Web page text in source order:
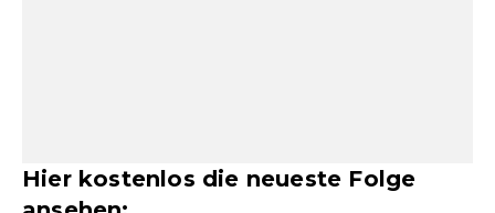
Hier kostenlos die neueste Folge